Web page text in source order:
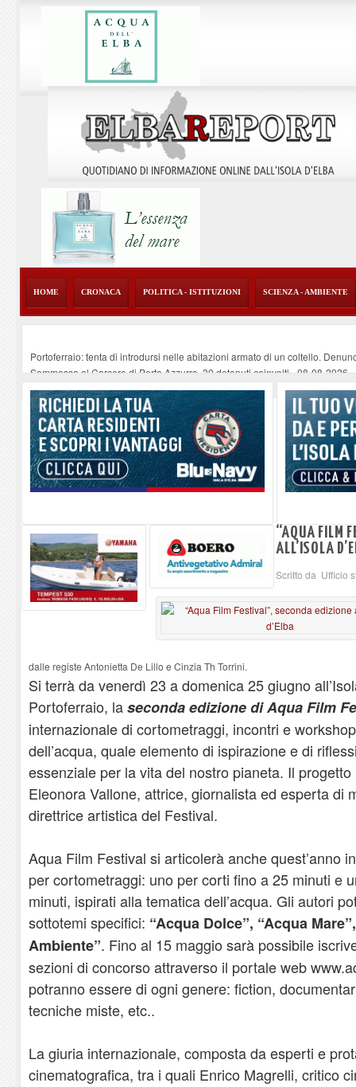
HOME CRONACA POLITICA - ISTITUZIONI SCIENZA - AMBIENTE
Portoferraio: tenta di introdursi nelle abitazioni armato di un coltello.
Sommossa al Carcere di Porto Azzurro, 30 detenuti coinvolti-08-08-2026
“Diamanti all’Inferno nell’infinito” e il teatro come esercizio del dubbio-08-
Mola ripulita dagli scout Agesci della Valsusa e Legambiente
08-08-2026
La grave carenza di medici Usmaf sta creando notevoli disagi ai lavoratori
“AQUA FILM
ALL’ISOLA
Scritto da Ufficio
dalle registe Antonietta De Lillo e Cinzia Th Torrini.
Si terrà da venerdì 23 a domenica 25 giugno
Portoferraio, laseconda edizione di Aqua Film
internazionale di cortometraggi, incontri e
dell’acqua, quale elemento di ispirazione e di
essenziale per la vita del nostro pianeta. Il progetto
Eleonora Vallone, attrice, giornalista ed esperta di
direttrice artistica del Festival.
Aqua Film Festival si articolerà anche quest’anno
per cortometraggi: uno per corti fino a 25 minuti e
minuti, ispirati alla tematica dell’acqua. Gli autori
sottotemi specifici: “Acqua Dolce”, “Acqua
Ambiente”. Fino al 15 maggio sarà possibile
sezioni di concorso attraverso il portale web
potranno essere di ogni genere: fiction,
tecniche miste, etc..
La giuria internazionale, composta da esperti e
cinematografica, tra i quali Enrico Magrelli, critico